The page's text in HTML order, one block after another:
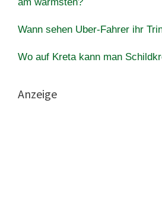
Wann sehen Uber-Fahrer ihr
Wo auf Kreta kann man
Anzeige